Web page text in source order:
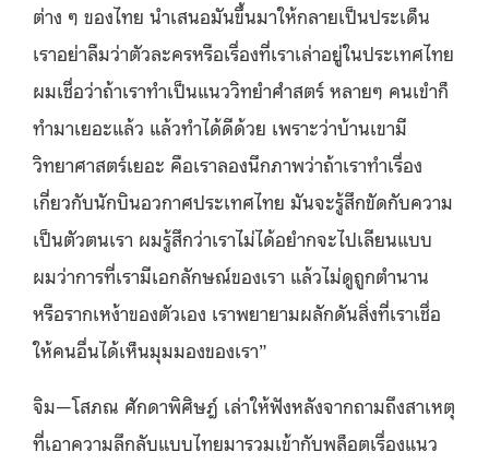
ต่าง ๆ ของไทย นำเสนอมันขึ้นมาให้กลายเป็นประเด็น
เราอย่าลืมว่าตัวละครหรือเรื่องที่เราเล่าอยู่ในประเทศไทย
ผมเชื่อว่าถ้าเราทำเป็นแนววิทยำศำสตร์ หลายๆ คนเขำก็
ทำมาเยอะแล้ว แล้วทำได้ดีด้วย เพราะว่าบ้านเขามี
วิทยาศาสตร์เยอะ คือเราลองนึกภาพว่าถ้าเราทำเรื่อง
เกี่ยวกับนักบินอวกาศประเทศไทย มันจะรู้สึกขัดกับความ
เป็นตัวตนเรา ผมรู้สึกว่าเราไม่ได้อยำกจะไปเลียนแบบ
ผมว่าการที่เรามีเอกลักษณ์ของเรา แล้วไม่ดูถูกตำนาน
หรือรากเหง้าของตัวเอง เราพยายามผลักดันสิ่งที่เราเชื่อ
ให้คนอื่นได้เห็นมุมมองของเรา”
จิม—โสภณ ศักดาพิศิษฎ์ เล่าให้ฟังหลังจากถามถึงสาเหตุ
ที่เอาความลึกลับแบบไทยมารวมเข้ากับพล็อตเรื่องแนว